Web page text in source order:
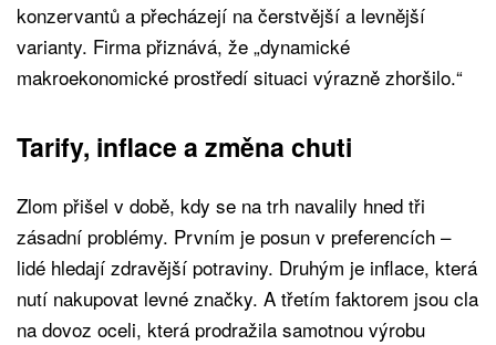
konzervantů a přecházejí na čerstvější a levnější
varianty. Firma přiznává, že „dynamické
makroekonomické prostředí situaci výrazně zhoršilo.“
Tarify, inflace a změna chuti
Zlom přišel v době, kdy se na trh navalily hned tři
zásadní problémy. Prvním je posun v preferencích –
lidé hledají zdravější potraviny. Druhým je inflace, která
nutí nakupovat levné značky. A třetím faktorem jsou cla
na dovoz oceli, která prodražila samotnou výrobu